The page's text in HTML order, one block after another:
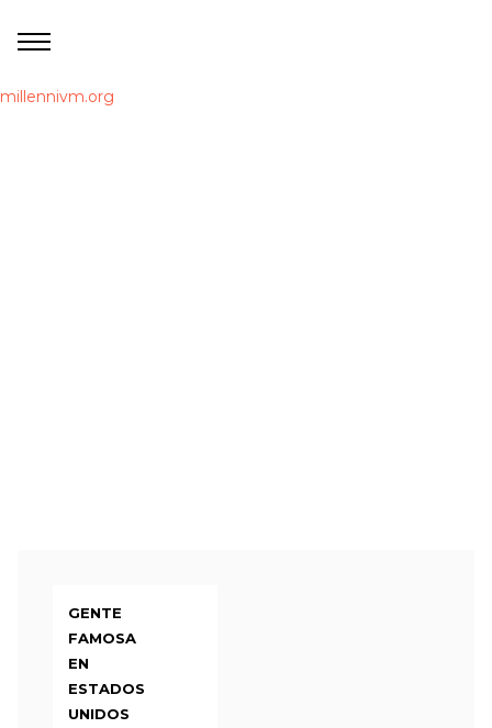
millennivm.org
GENTE
FAMOSA
EN
ESTADOS
UNIDOS